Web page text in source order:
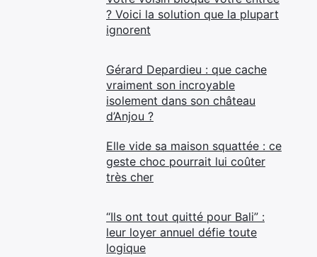
? Voici la solution que la plupart
ignorent
Gérard Depardieu : que cache
vraiment son incroyable
isolement dans son château
d’Anjou ?
Elle vide sa maison squattée : ce
geste choc pourrait lui coûter
très cher
“Ils ont tout quitté pour Bali” :
leur loyer annuel défie toute
logique